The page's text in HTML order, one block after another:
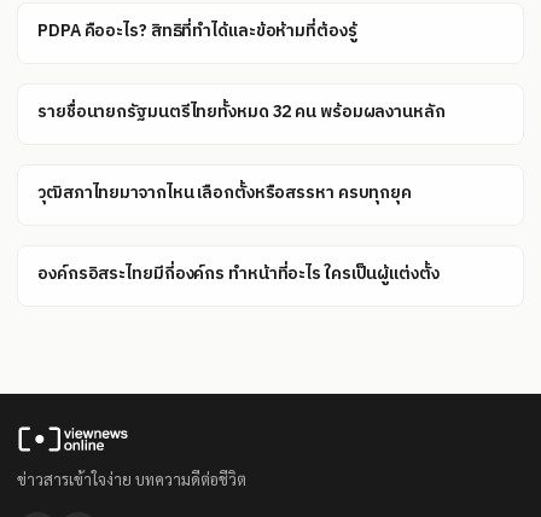
PDPA คืออะไร? สิทธิที่ทำได้และข้อห้ามที่ต้องรู้
รายชื่อนายกรัฐมนตรีไทยทั้งหมด 32 คน พร้อมผลงานหลัก
วุฒิสภาไทยมาจากไหน เลือกตั้งหรือสรรหา ครบทุกยุค
องค์กรอิสระไทยมีกี่องค์กร ทำหน้าที่อะไร ใครเป็นผู้แต่งตั้ง
ข่าวสารเข้าใจง่าย บทความดีต่อชีวิต